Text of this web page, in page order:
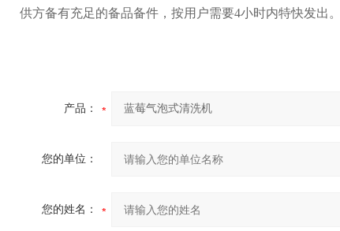
供方备有充足的备品备件，按用户需要4小时内特快发出。
产品：
您的单位：
您的姓名：